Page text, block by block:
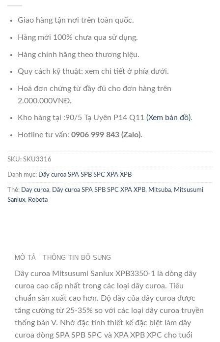
Giao hàng tận nơi trên toàn quốc.
Hàng mới 100% chưa qua sử dụng.
Hàng chính hãng theo thương hiệu.
Quy cách kỹ thuật: xem chi tiết ở phía dưới.
Hoá đơn chứng từ đầy đủ cho đơn hàng trên
2.000.000VNĐ.
Kho hàng tại :90/5 Tạ Uyên P14 Q11 (Xem bản đồ).
Hotline tư vấn: 0906 999 843 (Zalo).
SKU: SKU3316
Danh mục: Dây curoa SPA SPB SPC XPA XPB
Thẻ: Day curoa, Dây curoa SPA SPB SPC XPA XPB, Mitsuba, Mitsusumi
Sanlux, Robota
MÔ TẢ THÔNG TIN BỔ SUNG
Dây curoa Mitsusumi Sanlux XPB3350-1 là dòng dây
curoa cao cấp nhất trong các loại dây curoa. Tiêu
chuẩn sản xuất cao hơn. Độ dày của dây curoa được
tăng cường từ 25-35% so với các loại dây curoa truyền
thống bản V. Nhờ đặc tính thiết kế đặc biệt làm dây
curoa dòng SPA SPB SPC và XPA XPB XPC cho tuổi